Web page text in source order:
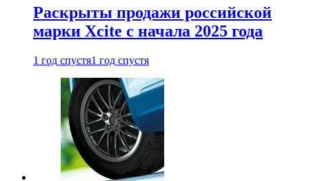
Раскрыты продажи российской
марки Xcite с начала 2025 года
1 год спустя1 год спустя